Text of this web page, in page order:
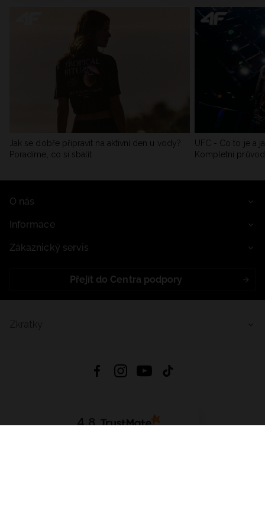
Jak se dobře připravit na aktivní den u vody?
Poradíme, co si sbalit
UFC - Co to je a
Kompletní
O nás
Informace
Zákaznický servis
Přejít do Centra podpory
4.8